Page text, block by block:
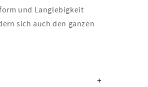
und Langlebigkeit
sich auch den ganzen
+